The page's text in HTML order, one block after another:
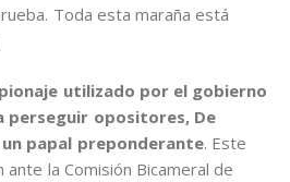
Toda esta maraña está
utilizado por el gobierno
perseguir opositores, De
papal preponderante. Este
la Comisión Bicameral de